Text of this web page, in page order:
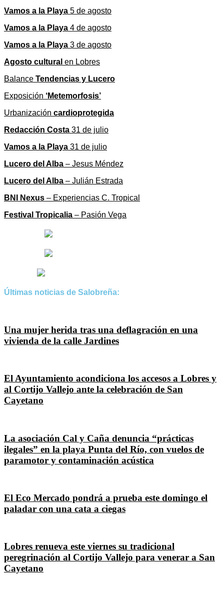
Vamos a la Playa 5 de agosto
Vamos a la Playa 4 de agosto
Vamos a la Playa 3 de agosto
Agosto cultural en Lobres
Balance Tendencias y Lucero
Exposición ‘Metemorfosis’
Urbanización cardioprotegida
Redacción Costa 31 de julio
Vamos a la Playa 31 de julio
Lucero del Alba – Jesus Méndez
Lucero del Alba – Julián Estrada
BNI Nexus – Experiencias C. Tropical
Festival Tropicalia – Pasión Vega
Últimas noticias de Salobreña:
Una mujer herida tras una deflagración en una
vivienda de la calle Jardines
El Ayuntamiento acondiciona los accesos a Lobres y
al Cortijo Vallejo ante la celebración de San
Cayetano
La asociación Cal y Caña denuncia “prácticas
ilegales” en la playa Punta del Río, con vuelos de
paramotor y contaminación acústica
El Eco Mercado pondrá a prueba este domingo el
paladar con una cata a ciegas
Lobres renueva este viernes su tradicional
peregrinación al Cortijo Vallejo para venerar a San
Cayetano